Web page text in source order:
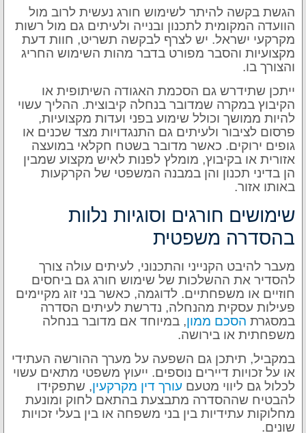
הגשת בקשה להיתר לשימוש חורג נעשית לרוב מול
הוועדה המקומית לתכנון ובנייה ולעיתים גם מול רשות
מקרקעי ישראל. יש לצרף לבקשה תשריט, חוות דעת
מקצועיות והסבר מפורט בדבר מהות השימוש החריג
והצורך בו.
ייתכן שתידרש גם הסכמת האגודה השיתופית או
הקיבוץ במקרה שמדובר בנחלה קיבוצית. ההליך עשוי
להיות ממושך וכולל שימוע בפני ועדות מקצועיות,
פרסום לציבור ולעיתים גם התנגדויות מצד שכנים או
גופים ירוקים. כאשר מדובר בשטח חקלאי במועצה
אזורית או בקיבוץ, מומלץ לפנות לאיש מקצוע שמבין
הן בדיני תכנון והן במבנה המשפטי של הקרקעות
באותו אזור.
שימושים חורגים וסוגיות נלוות
בהסדרה משפטית
מעבר להיבט הקנייני והתכנוני, לעיתים עולה צורך
להסדיר את ההשלכות של שימוש חורג גם ביחסים
חוזיים או משפחתיים. לדוגמה, כאשר בני זוג מקיימים
פעילות עסקית מהנחלה, נדרשת לעיתים הסדרה
במסגרת הסכם ממון, במיוחד אם מדובר בנחלה
משפחתית או בירושה.
במקביל, תיתכן גם השפעה על מערך ההורשה העתידי
או על זכויות דיירים נוספים. ייעוץ משפטי מתאים עשוי
לכלול גם ליווי מטעם עורך דין מקרקעין, שתפקידו
להבטיח שההסדרה מתבצעת בהתאם לחוק ומונעת
מחלוקות עתידיות בין בני משפחה או בין בעלי זכויות
שונים.